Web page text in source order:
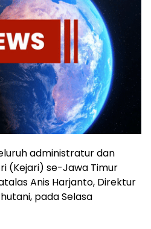
administratur dan
(Kejari) se-Jawa Timur
Anis Harjanto, Direktur
pada Selasa